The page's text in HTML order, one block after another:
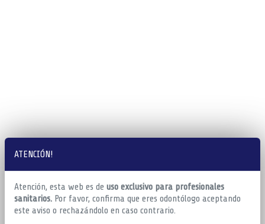
ATENCIÓN!
Atención, esta web es de uso exclusivo para profesionales
sanitarios. Por favor, confirma que eres odontólogo aceptando
este aviso o rechazándolo en caso contrario.